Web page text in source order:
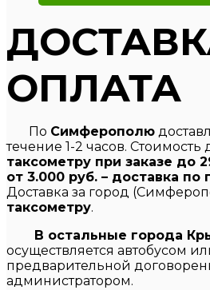
ОПЛАТА
По Симферополю
течение 1-2 часов. Стоимость
таксометру при заказе до
от 3.000 руб. – доставка по
Доставка за город
таксометру.
В остальные города
осуществляется автобусом
предварительной
администратором.